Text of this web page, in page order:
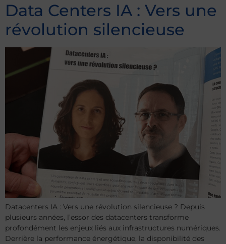
Data Centers IA : Vers une
révolution silencieuse
Datacenters IA : Vers une révolution silencieuse ? Depuis
plusieurs années, l’essor des datacenters transforme
profondément les enjeux liés aux infrastructures numériques.
Derrière la performance énergétique, la disponibilité des